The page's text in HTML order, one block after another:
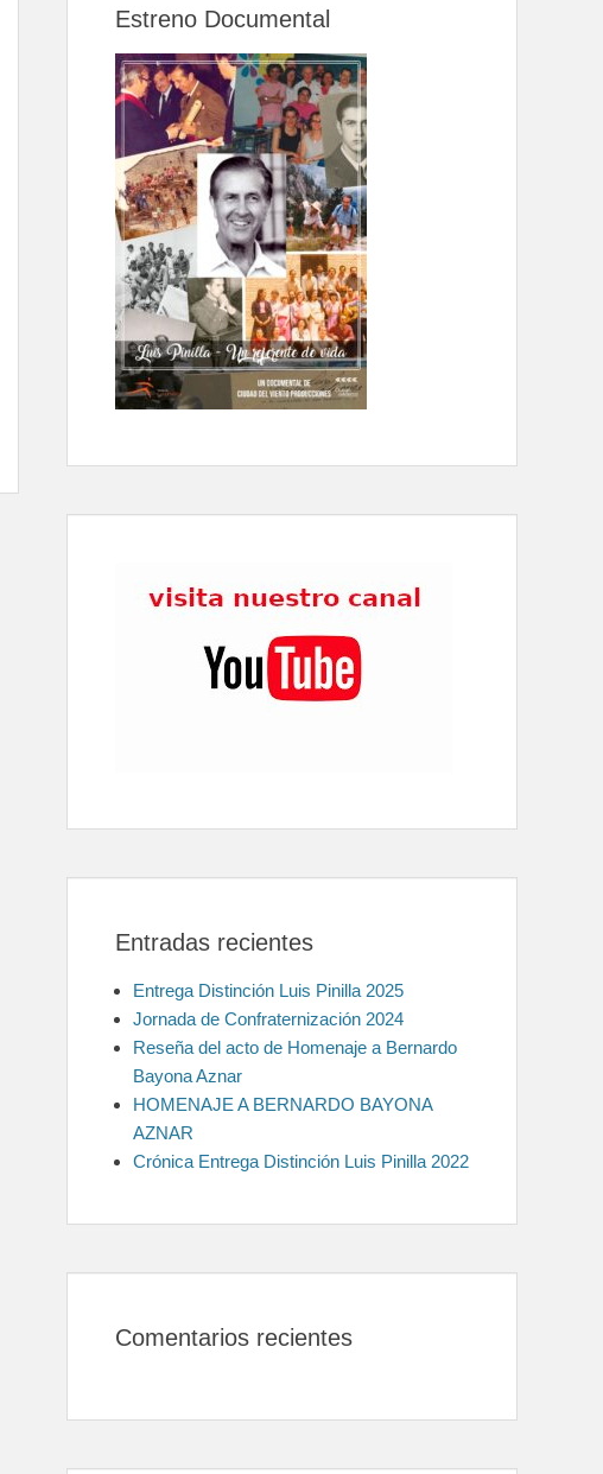
Estreno Documental
Entradas recientes
Entrega Distinción Luis Pinilla 2025
Jornada de Confraternización 2024
Reseña del acto de Homenaje a Bernardo
Bayona Aznar
HOMENAJE A BERNARDO BAYONA
AZNAR
Crónica Entrega Distinción Luis Pinilla 2022
Comentarios recientes